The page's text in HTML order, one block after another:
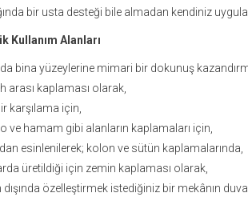
bir usta desteği bile almadan kendiniz
Kullanım Alanları
bina yüzeylerine mimari bir dokunuş
arası kaplaması olarak,
karşılama için,
ve hamam gibi alanların kaplamaları için,
esinlenilerek; kolon ve sütün kaplamalarında,
üretildiği için zemin kaplaması olarak,
dışında özelleştirmek istediğiniz bir mekânın